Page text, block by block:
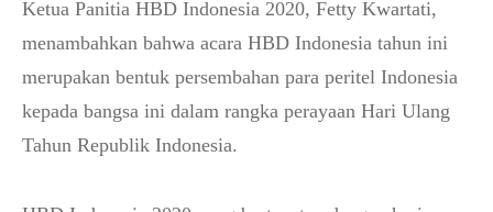
Ketua Panitia HBD Indonesia 2020, Fetty Kwartati,
menambahkan bahwa acara HBD Indonesia tahun ini
merupakan bentuk persembahan para peritel Indonesia
kepada bangsa ini dalam rangka perayaan Hari Ulang
Tahun Republik Indonesia.